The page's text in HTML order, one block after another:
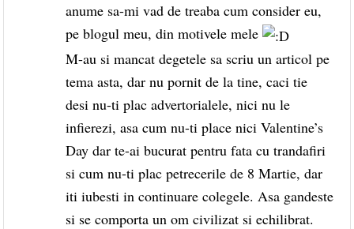
anume sa-mi vad de treaba cum consider eu,
pe blogul meu, din motivele mele
M-au si mancat degetele sa scriu un articol pe
tema asta, dar nu pornit de la tine, caci tie
desi nu-ti plac advertorialele, nici nu le
infierezi, asa cum nu-ti place nici Valentine’s
Day dar te-ai bucurat pentru fata cu trandafiri
si cum nu-ti plac petrecerile de 8 Martie, dar
iti iubesti in continuare colegele. Asa gandeste
si se comporta un om civilizat si echilibrat.